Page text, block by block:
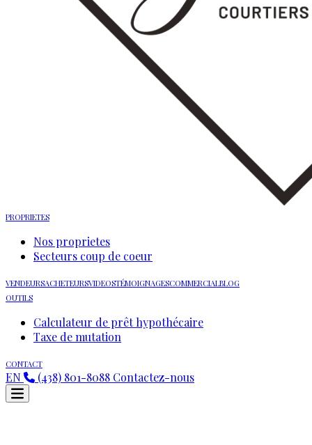
PROPRIETES
Nos proprietes
Secteurs coup de coeur
VENDEURSACHETEURSVIDEOSTÉMOIGNAGESCOMMERCIALBLOG
OUTILS
Calculateur de prêt hypothécaire
Taxe de mutation
CONTACT
EN (438) 801-8088 Contactez-nous